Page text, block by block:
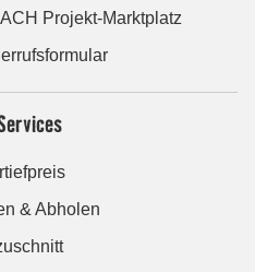
Projekt-Marktplatz
& Abholen